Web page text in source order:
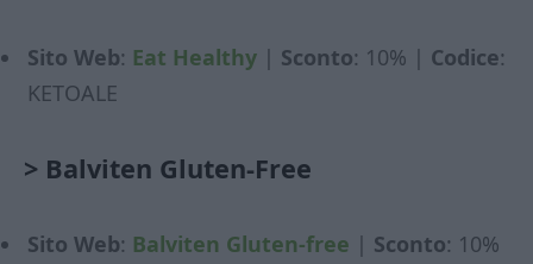
Sito Web: Eat Healthy | Sconto: 10% | Codice:
KETOALE
> Balviten Gluten-Free
Sito Web: Balviten Gluten-free | Sconto: 10%